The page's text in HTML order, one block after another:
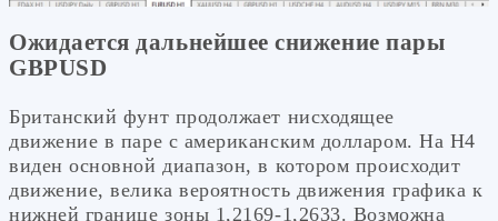
Ожидается дальнейшее снижение пары
GBPUSD
Британский фунт продолжает нисходящее
движение в паре с американским долларом. На Н4
виден основной диапазон, в котором происходит
движение, велика вероятность движения графика к
нижней границе зоны 1,2169-1,2633. Возможна